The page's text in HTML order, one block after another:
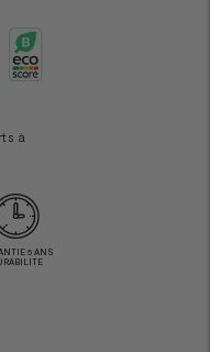
à
5 ANS